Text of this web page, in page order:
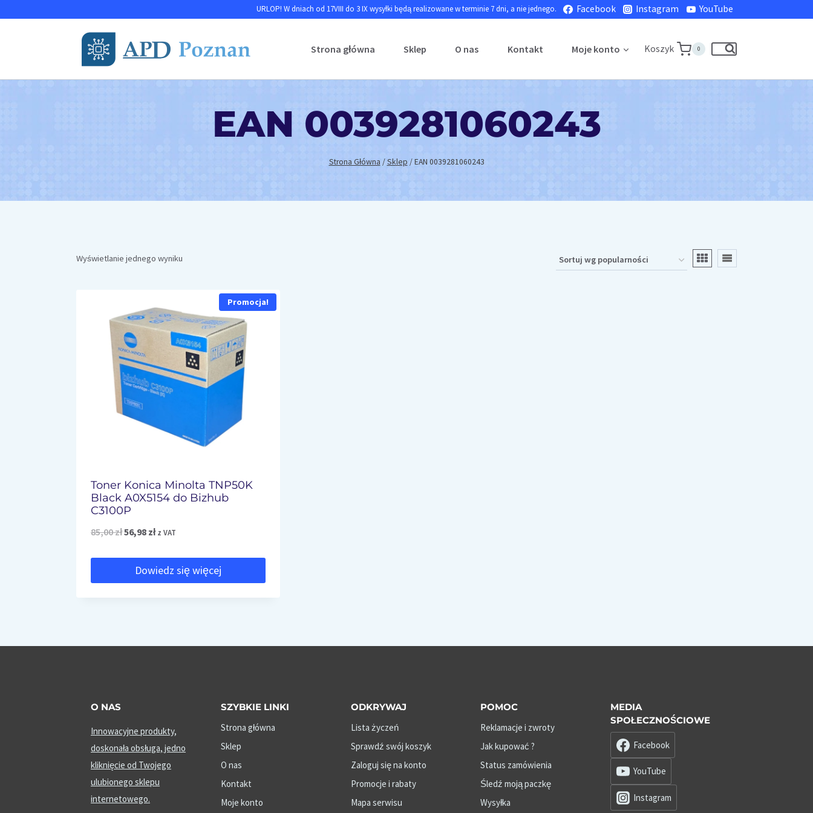
URLOP! W dniach od 17VIII do 3 IX wysyłki będą realizowane w terminie 7 dni, a nie jednego. Facebook Instagram YouTube
Strona główna Sklep O nas Kontakt Moje konto Koszyk 0
EAN 0039281060243
Strona Główna / Sklep / EAN 0039281060243
Wyświetlanie jednego wyniku
Promocja!
Toner Konica Minolta TNP50K
Black A0X5154 do Bizhub
C3100P
85,00złPierwotna
wynosiła:
56,98 złAktualna
wynosi:
z VAT
Dowiedz się więcej
O NAS
Innowacyjne produkty,
doskonała obsługa, jedno
kliknięcie od Twojego
ulubionego sklepu
internetowego.
SZYBKIE LINKI
Strona główna
Sklep
O nas
Kontakt
Moje konto
ODKRYWAJ
Lista życzeń
Sprawdź swój koszyk
Zaloguj się na konto
Promocje i rabaty
Mapa serwisu
POMOC
Reklamacje i zwroty
Jak kupować ?
Status zamówienia
Śledź moją paczkę
Wysyłka
MEDIA
SPOŁECZNOŚCIOWE
Facebook
YouTube
Instagram